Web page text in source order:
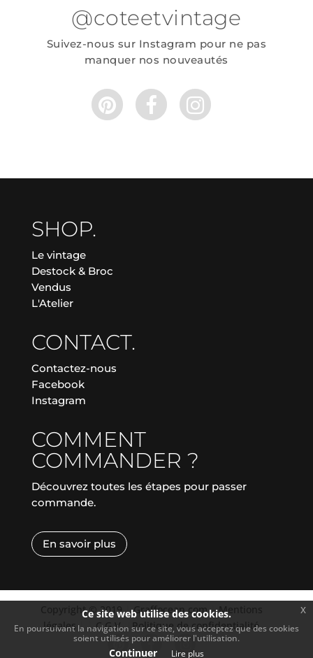
@coteetvintage
Suivez-nous sur Instagram pour ne pas
manquer nos nouveautés
SHOP.
Le vintage
Destock & Broc
Vendus
L'Atelier
CONTACT.
Contactez-nous
Facebook
Instagram
COMMENT
COMMANDER ?
Découvrez toutes les étapes pour passer
commande.
En savoir plus
Copyright © 2019| Graffocean.com | Mentions
légales | | C.G.V. |Politique de confidentialité
Ce site web utilise des cookies.
En poursuivant la navigation sur ce site, vous acceptez que des cookies
soient utilisés pour améliorer l'utilisation.
Continuer Lire plus
x